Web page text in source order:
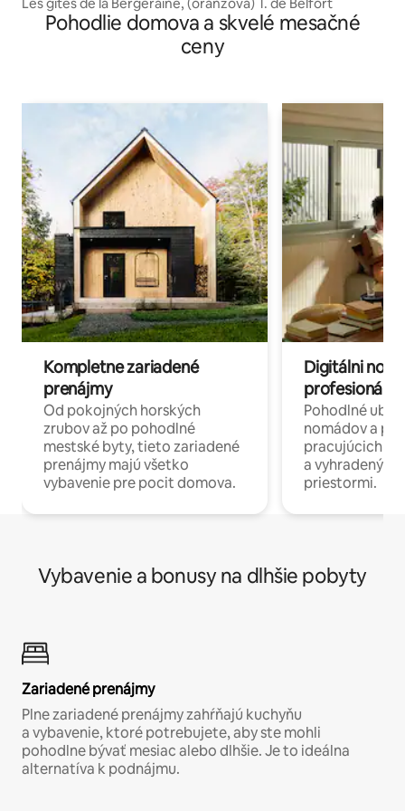
Pohodlie domova a skvelé mesačné
ceny
Kompletne zariadené
prenájmy
Od pokojných horských
zrubov až po pohodlné
mestské byty, tieto zariadené
prenájmy majú všetko
vybavenie pre pocit domova.
Digitálni
profesionáli
Pohodlné
nomádov a
pracujúcich
a
priestormi.
Vybavenie a bonusy na dlhšie pobyty
Zariadené prenájmy
Plne zariadené prenájmy zahŕňajú kuchyňu
a vybavenie, ktoré potrebujete, aby ste mohli
pohodlne bývať mesiac alebo dlhšie. Je to ideálna
alternatíva k podnájmu.